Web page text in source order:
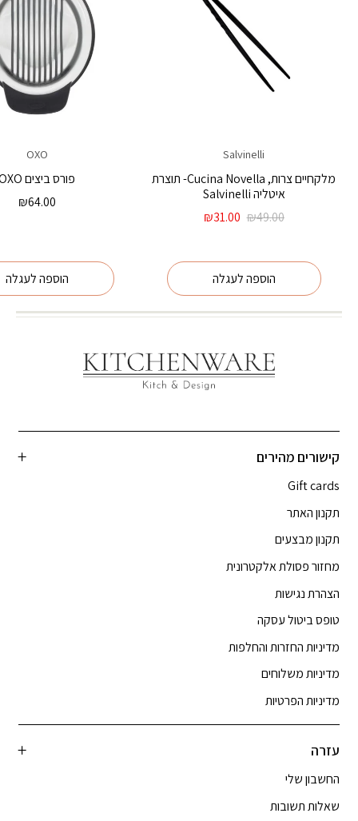
Salvinelli
מלקחיים צרות, Cucina Novella- תוצרת
איטליה Salvinelli
₪49.00
המחיר
₪49.00.
₪31.00
₪31.00.
הוספה לעגלה
OXO
פורס ביצים OXO
₪64.00
הוספה לעגלה
קישורים מהירים
Gift cards
תקנון האתר
תקנון מבצעים
מחזור פסולת אלקטרונית
הצהרת נגישות
טופס ביטול עסקה
מדיניות החזרות והחלפות
מדיניות משלוחים
מדיניות הפרטיות
עזרה
החשבון שלי
שאלות תשובות